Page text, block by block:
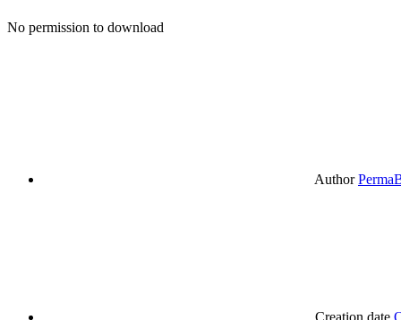
No permission to download
Author